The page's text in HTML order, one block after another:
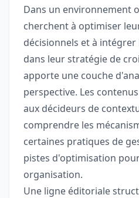
Dans un environnement
cherchent à optimiser
décisionnels et à
dans leur stratégie de
apporte une couche
perspective. Les
aux décideurs de
comprendre les
certaines pratiques de
pistes d'optimisation
organisation.
Une ligne éditoriale